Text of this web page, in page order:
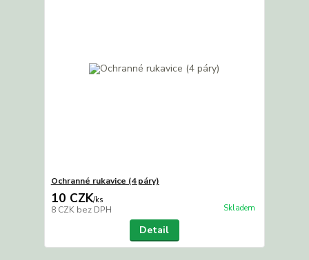
Ochranné rukavice (4 páry)
10 CZK/ks
8 CZK bez DPH Skladem
Detail